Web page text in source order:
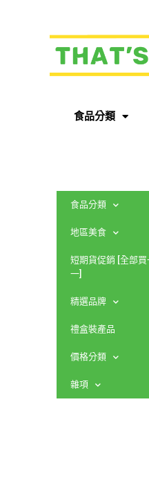
食品分類
食品分類
地區美食
短期貨促銷 [全部買
一]
精選品牌
禮盒裝產品
價格分類
雜項